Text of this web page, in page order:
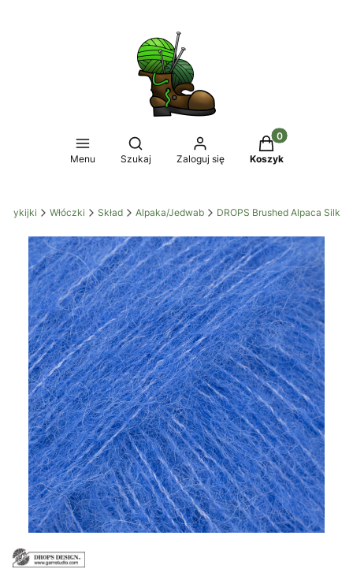
Menu
Otwórz wyszukiwarkę
Szukaj Zaloguj się
Produkty w
Koszyk
Włóczki Skład Alpaka/Jedwab DROPS Brushed Alpaca Silk